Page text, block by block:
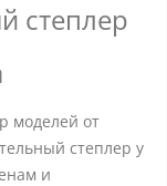
степлер
моделей от
степлер у
и